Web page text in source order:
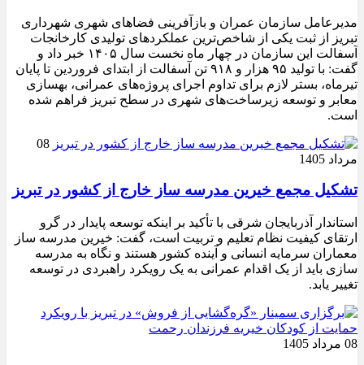
مدیرعامل سازمان عمران و بازآفرینی فضاهای شهری شهرداری
تبریز از ثبت یکی از شاخص‌ترین عملکردهای تولیدی کارخانجات
آسفالت این سازمان در چهار ماه نخست سال ۱۴۰۵ خبر داد و
گفت: با تولید ۹۵ هزار و ۹۱۸ تن آسفالت از ابتدای فروردین تا پایان
تیرماه، بستر لازم برای تداوم اجرای پروژه‌های عمرانی، بهسازی
معابر و توسعه زیرساخت‌های شهری در سطح تبریز فراهم شده
است.
08
مرداد 1405
تشکیل مجمع خیرین مدرسه ‌ساز خارج از کشور در تبریز
استاندار آذربایجان شرقی با تأکید بر اینکه توسعه پایدار در گرو
ارتقای کیفیت نظام تعلیم و تربیت است، گفت: خیرین مدرسه ‌ساز
معماران سرمایه انسانی و آینده کشور هستند و نگاه به مدرسه‌
سازی باید از یک اقدام عمرانی به یک رویکرد راهبردی در توسعه
تغییر یابد.
08 مرداد 1405